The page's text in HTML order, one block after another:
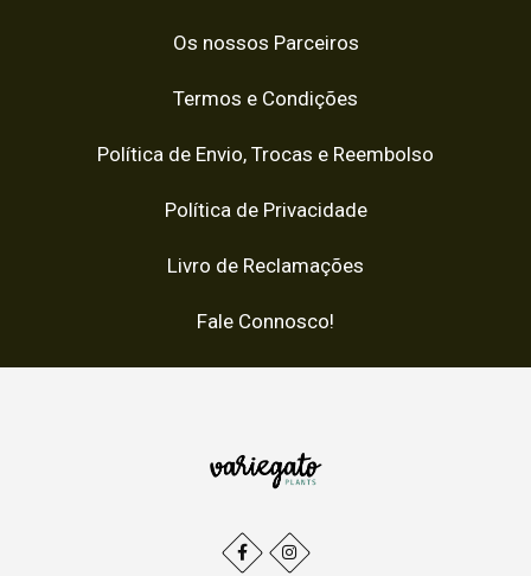
Os nossos Parceiros
Termos e Condições
Política de Envio, Trocas e Reembolso
Política de Privacidade
Livro de Reclamações
Fale Connosco!